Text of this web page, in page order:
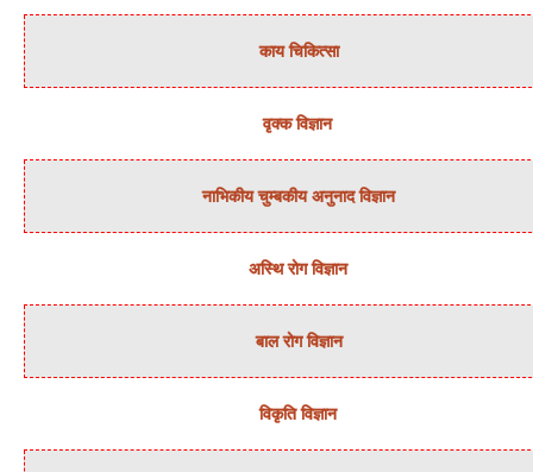
काय चिकित्‍सा
वृक्‍क विज्ञान
नाभिकीय चुम्‍बकीय अनुनाद विज्ञान
अस्थि रोग विज्ञान
बाल रोग विज्ञान
विकृति विज्ञान